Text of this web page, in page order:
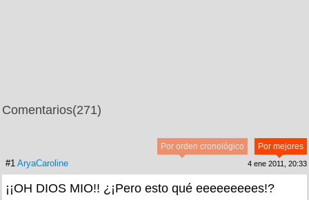
Comentarios(271)
Por mejores
Por orden cronológico
#1 AryaCaroline 4 ene 2011, 20:33
¡¡OH DIOS MIO!! ¿¡Pero esto qué eeeeeeeees!?